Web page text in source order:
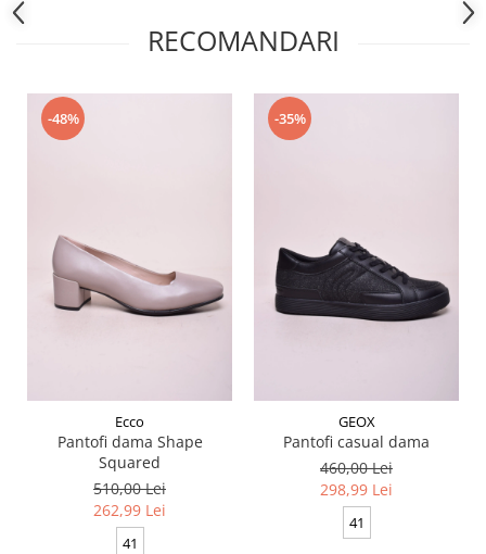
RECOMANDARI
-48%
Ecco
Pantofi dama Shape
Squared
510,00 Lei
262,99 Lei
41
-35%
GEOX
Pantofi casual dama
460,00 Lei
298,99 Lei
41